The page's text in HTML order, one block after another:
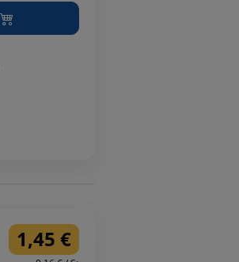
1,45 €